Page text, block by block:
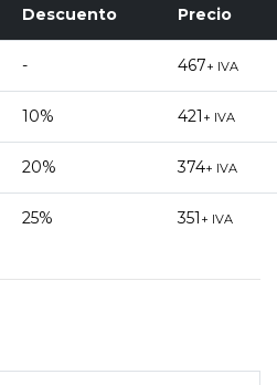
Descuento Precio
- 467+ IVA
10% 421 + IVA
20% 374+ IVA
25% 351 + IVA